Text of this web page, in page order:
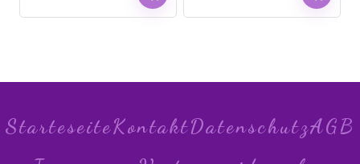
StarteseiteKontaktDatenschutzAGB